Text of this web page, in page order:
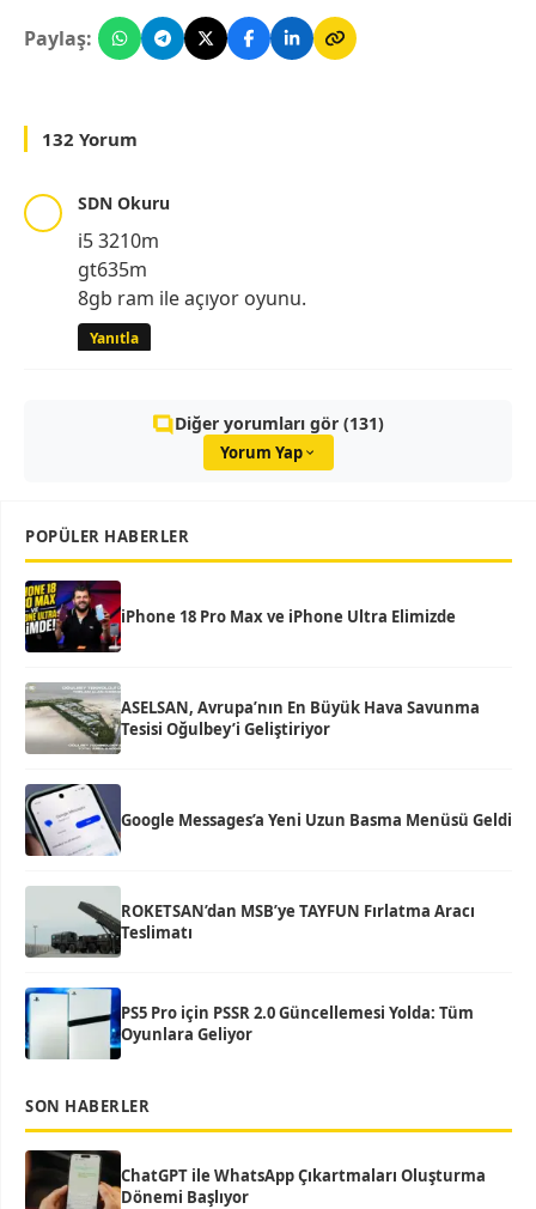
Paylaş:
132 Yorum
SDN Okuru
i5 3210m
gt635m
8gb ram ile açıyor oyunu.
Yanıtla
Diğer yorumları gör (131)
Yorum Yap
POPÜLER HABERLER
iPhone 18 Pro Max ve iPhone Ultra Elimizde
ASELSAN, Avrupa’nın En Büyük Hava Savunma
Tesisi Oğulbey’i Geliştiriyor
Google Messages’a Yeni Uzun Basma Menüsü Geldi
ROKETSAN’dan MSB’ye TAYFUN Fırlatma Aracı
Teslimatı
PS5 Pro için PSSR 2.0 Güncellemesi Yolda: Tüm
Oyunlara Geliyor
SON HABERLER
ChatGPT ile WhatsApp Çıkartmaları Oluşturma
Dönemi Başlıyor